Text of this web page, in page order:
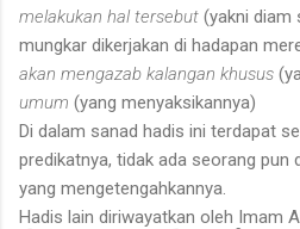
melakukan hal tersebut (yakni diam
mungkar dikerjakan di hadapan
akan mengazab kalangan khusus
umum (yang menyaksikannya)
Di dalam sanad hadis ini terdapat
predikatnya, tidak ada seorang pun
yang mengetengahkannya.
Hadis lain diriwayatkan oleh Imam